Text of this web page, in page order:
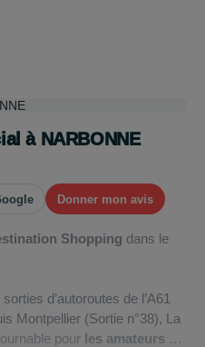
à NARBONNE
Donner mon avis
Shopping dans le
d’autoroutes de l’A61
Montpellier (Sortie n°38), La
pour les amateurs de